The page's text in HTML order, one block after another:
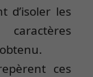
d’isoler les
ces